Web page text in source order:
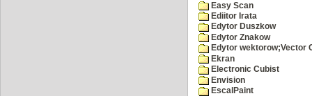
Easy Scan
Ediitor Irata
Edytor Duszkow
Edytor Znakow
Edytor wektorow;Vector
Ekran
Electronic Cubist
Envision
EscalPaint